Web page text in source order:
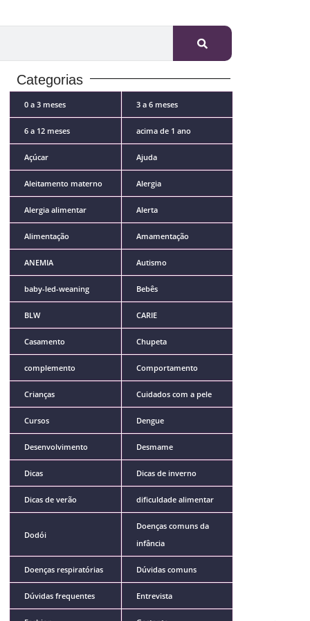
Categorias
0 a 3 meses 3 a 6 meses
6 a 12 meses acima de 1 ano
Açúcar Ajuda
Aleitamento materno Alergia
Alergia alimentar Alerta
Alimentação Amamentação
ANEMIA Autismo
baby-led-weaning Bebês
BLW CARIE
Casamento Chupeta
complemento Comportamento
Crianças Cuidados com a pele
Cursos Dengue
Desenvolvimento Desmame
Dicas Dicas de inverno
Dicas de verão dificuldade alimentar
Dodói
Doenças comuns da
infância
Doenças respiratórias Dúvidas comuns
Dúvidas frequentes Entrevista